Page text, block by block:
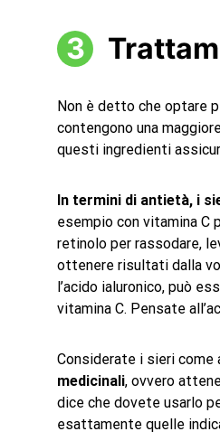
Non è detto che optare
contengono una
questi ingredienti
In termini di antietà, i
esempio con vitamina C
retinolo per rassodare,
ottenere risultati dalla
l’acido ialuronico, può
vitamina C. Pensate
Considerate i sieri come
medicinali, ovvero
dice che dovete usarlo
esattamente quelle